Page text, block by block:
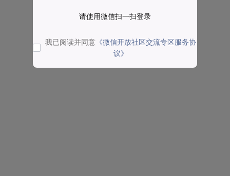
请使用微信扫一扫登录
我已阅读并同意 《微信开放社区交流专区服务协
议》